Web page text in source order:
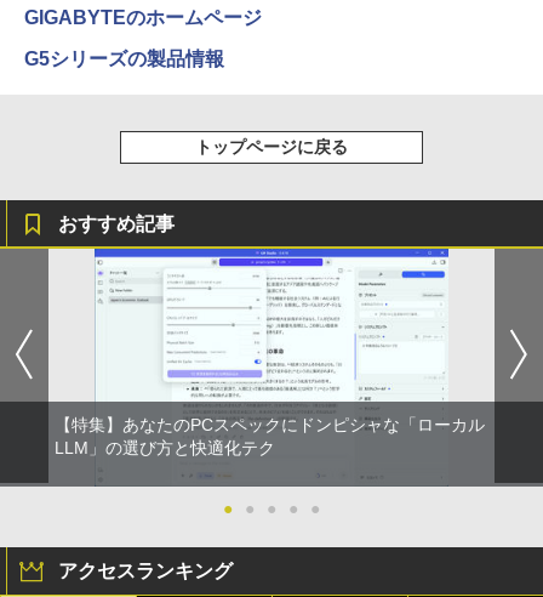
￥14,990
【2026年アップグレード版】AOKIMI ワイヤ
レスイヤホン bluetooth イヤホン V12 小型
軽量 ブルートゥースHi-Fi 最大36時間再生 ぶ
るーとゅーす コードレス ENCノイズキャン
セリング 自動ペアリング Type-C充電 マイク
付き 防水 タッチ式音量調整 スポーツ/通勤/通
学/WEB会議(ホワイト)
￥1,964
Xiaomi シャオミ REDMI Buds 8 Lite ワイヤ
レスイヤホン Bluetooth 5.4 ノイズキャンセ
￥3,480
￥250
￥250
On My Road (Stadium ver.)
￥250
BUGS LIFE
￥250
￥1,117
by Amazon 炭酸水 ラベルレス 500ml ×24本
強炭酸水 ペットボトル 500ミリリットル (Sm
art Basic)
￥1,625
コカ・コーラ やかんの麦茶 from 爽健美茶 ラ
ベルレス 650mlPET×24本
￥832
￥594
HUNTER×HUNTER モノクロ版 39 (ジャンプ
コミックスDIGITAL)
￥572
スーパーの裏でヤニ吸うふたり 9巻 (デジタル
版ビッグガンガンコミックス)
￥810
GIGABYTEのホームページ
G5シリーズの製品情報
トップページに戻る
おすすめ記事
【特集】あなたのPCスペックにドンピシャな「ローカル
LLM」の選び方と快適化テク
● ● ● ● ●
アクセスランキング